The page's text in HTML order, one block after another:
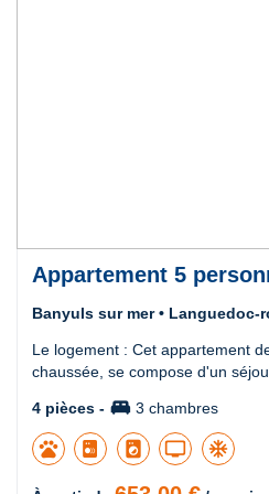
Appartement 5
Banyuls sur mer • Languedoc-
Le logement : Cet appartement
chaussée, se compose d'un
4 pièces - king_bed 3 chambres
pets local_laundry_service tv ac_unit